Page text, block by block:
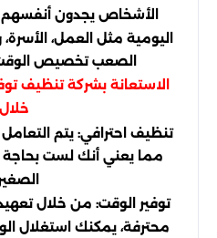
الأشخاص يجدون أنفسهم
اليومية مثل العمل،
الصعب تخصيص
الاستعانة بشركة تنظيف
تنظيف احترافي: يتم
مما يعني أنك لست بحاجة
توفير الوقت: من خلال
محترفة، يمكنك استغلال